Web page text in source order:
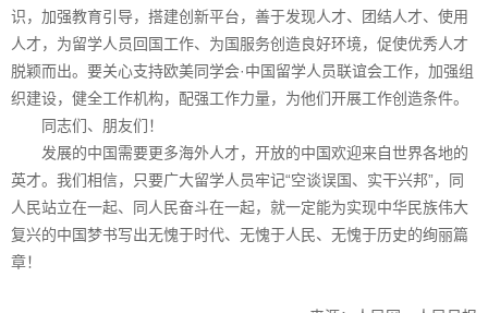
识，加强教育引导，搭建创新平台，善于发现人才、团结人才、使用
人才，为留学人员回国工作、为国服务创造良好环境，促使优秀人才
脱颖而出。要关心支持欧美同学会·中国留学人员联谊会工作，加强组
织建设，健全工作机构，配强工作力量，为他们开展工作创造条件。
同志们、朋友们！
发展的中国需要更多海外人才，开放的中国欢迎来自世界各地的
英才。我们相信，只要广大留学人员牢记“空谈误国、实干兴邦”，同
人民站立在一起、同人民奋斗在一起，就一定能为实现中华民族伟大
复兴的中国梦书写出无愧于时代、无愧于人民、无愧于历史的绚丽篇
章！